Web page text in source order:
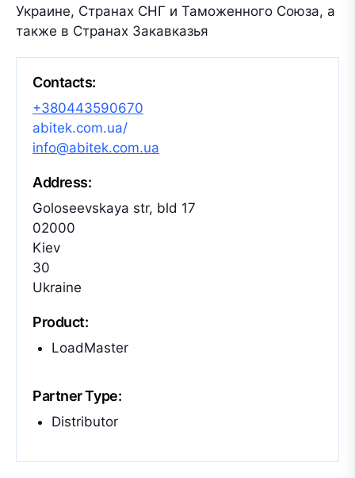
Украине, Странах СНГ и Таможенного Союза, а
также в Странах Закавказья
Contacts:
+380443590670
abitek.com.ua/
info@abitek.com.ua
Address:
Goloseevskaya str, bld 17
02000
Kiev
30
Ukraine
Product:
LoadMaster
Partner Type:
Distributor